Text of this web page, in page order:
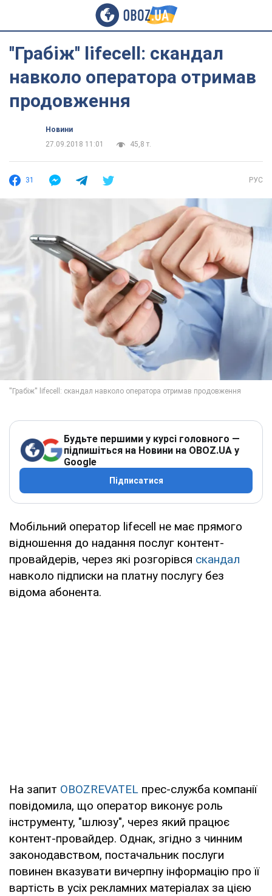
''Грабіж'' lifecell: скандал
навколо оператора отримав
продовження
Новини
27.09.2018 11:01
45,8 т.
31 РУС
Будьте першими у курсі головного —
підпишіться на Новини на OBOZ.UA у
Google
Підписатися
Мобільний оператор lifecell не має прямого
відношення до надання послуг контент-
провайдерів, через які розгорівся скандал
навколо підписки на платну послугу без
відома абонента.
На запит OBOZREVATEL прес-служба компанії
повідомила, що оператор виконує роль
інструменту, "шлюзу", через який працює
контент-провайдер. Однак, згідно з чинним
законодавством, постачальник послуги
повинен вказувати вичерпну інформацію про її
вартість в усіх рекламних матеріалах за цією